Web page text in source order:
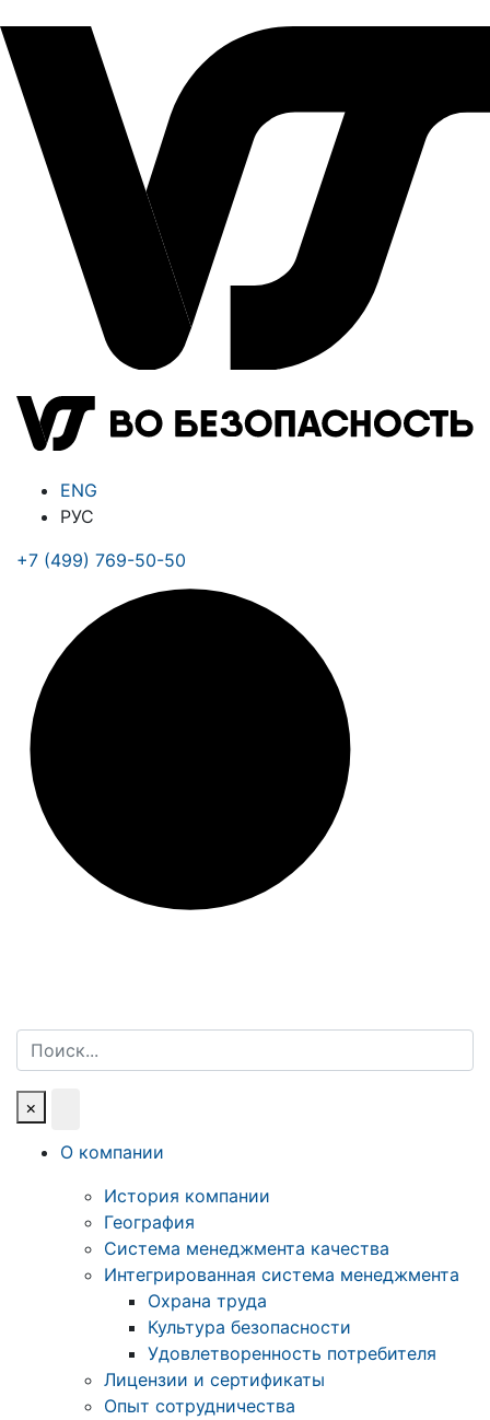
ENG
РУС
+7 (499) 769-50-50
Поиск
×
О компании
История компании
География
Система менеджмента качества
Интегрированная система менеджмента
Охрана труда
Культура безопасности
Удовлетворенность потребителя
Лицензии и сертификаты
Опыт сотрудничества